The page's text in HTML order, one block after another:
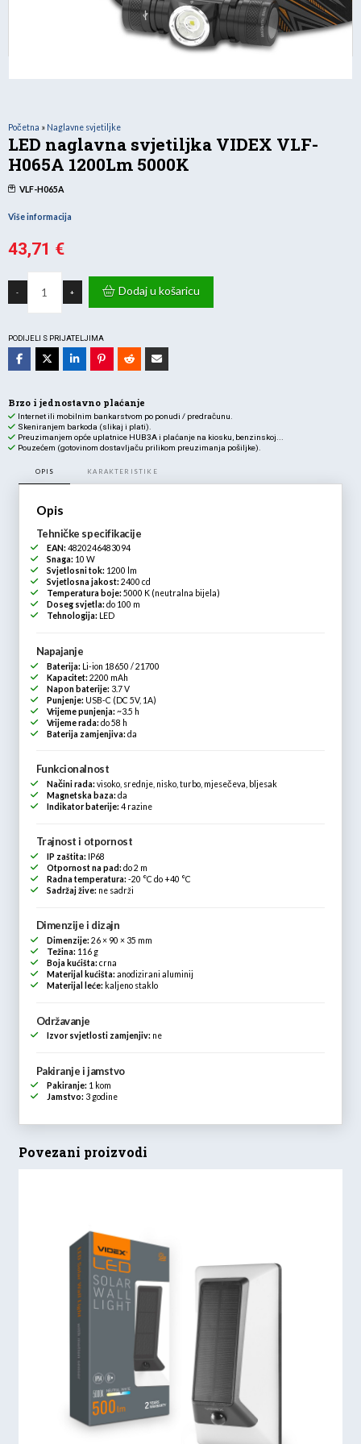
Početna » Naglavne svjetiljke
LED naglavna svjetiljka VIDEX VLF-
H065A 1200Lm 5000K
VLF-H065A
Više informacija
43,71 €
-
VIDEX
VLF-
5000K
+ Dodaj u košaricu
PODIJELI S PRIJATELJIMA
Brzo i jednostavno plaćanje
Internet ili mobilnim bankarstvom po ponudi / predračunu.
Skeniranjem barkoda (slikaj i plati).
Preuzimanjem opće uplatnice HUB3A i plaćanje na kiosku, benzinskoj...
Pouzećem (gotovinom dostavljaču prilikom preuzimanja pošiljke).
OPIS KARAKTERISTIKE
Opis
Tehničke specifikacije
EAN: 4820246483094
Snaga: 10 W
Svjetlosni tok: 1200 lm
Svjetlosna jakost: 2400 cd
Temperatura boje: 5000 K (neutralna bijela)
Doseg svjetla: do 100 m
Tehnologija: LED
Napajanje
Baterija: Li-ion 18650 / 21700
Kapacitet: 2200 mAh
Napon baterije: 3.7 V
Punjenje: USB-C (DC 5V, 1A)
Vrijeme punjenja: ~3.5 h
Vrijeme rada: do 58 h
Baterija zamjenjiva: da
Funkcionalnost
Načini rada: visoko, srednje, nisko, turbo, mjesečeva, bljesak
Magnetska baza: da
Indikator baterije: 4 razine
Trajnost i otpornost
IP zaštita: IP68
Otpornost na pad: do 2 m
Radna temperatura: -20 °C do +40 °C
Sadržaj žive: ne sadrži
Dimenzije i dizajn
Dimenzije: 26 × 90 × 35 mm
Težina: 116 g
Boja kućišta: crna
Materijal kućišta: anodizirani aluminij
Materijal leće: kaljeno staklo
Održavanje
Izvor svjetlosti zamjenjiv: ne
Pakiranje i jamstvo
Pakiranje: 1 kom
Jamstvo: 3 godine
Povezani proizvodi